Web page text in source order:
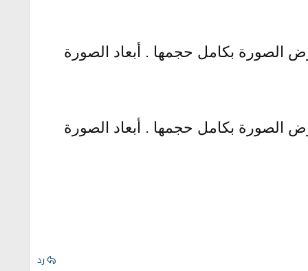
الصورة بكامل حجمها . أبعاد الصورة
الصورة بكامل حجمها . أبعاد الصورة
رد